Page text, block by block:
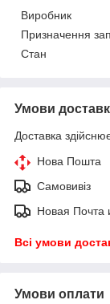
Виробник
Призначення
Стан
Умови
Доставка
Нова Пошта
Самовивіз
Новая Почта
Всі умови
Умови оплати